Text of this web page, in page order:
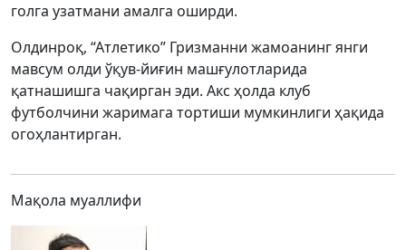
голга узатмани амалга оширди.
Олдинроқ, “Атлетико” Гризманни жамоанинг янги
мавсум олди ўқув-йиғин машғулотларида
қатнашишга чақирган эди. Акс ҳолда клуб
футболчини жаримага тортиши мумкинлиги ҳақида
огоҳлантирган.
Мақола муаллифи